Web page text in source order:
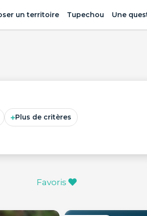
un territoire Tupechou Une
Plus de critères
Favoris